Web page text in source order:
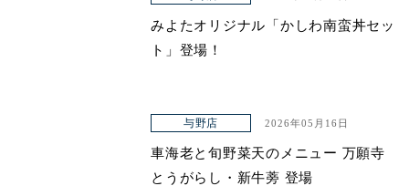
みよたオリジナル「かしわ南蛮丼セッ
ト」登場！
与野店 2026年05月16日
車海老と旬野菜天のメニュー 万願寺
とうがらし・新牛蒡 登場